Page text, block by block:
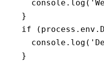
  console
.log (
}
if ( process . env .
  console
.log (
}